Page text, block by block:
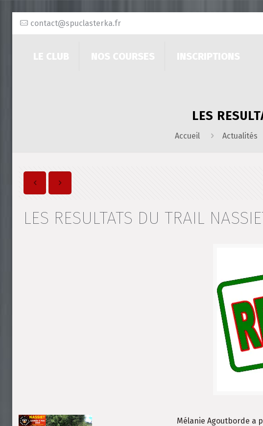
contact@spuclasterka.fr
LE CLUB NOS COURSES INSCRIPTIONS
LES
Accueil Actualités
LES RESULTATS DU TRAIL
Mélanie Agoutborde a